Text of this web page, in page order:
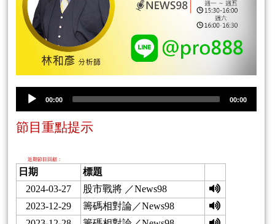
00:00 00:00
節目重點提示
近期節目回顧：
日期
標題
2024-03-27
股市戰將 ／News98
2023-12-29
籌碼相對論／News98